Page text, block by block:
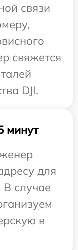
связи
свяжется
DJI.
минут
для
В случае
в